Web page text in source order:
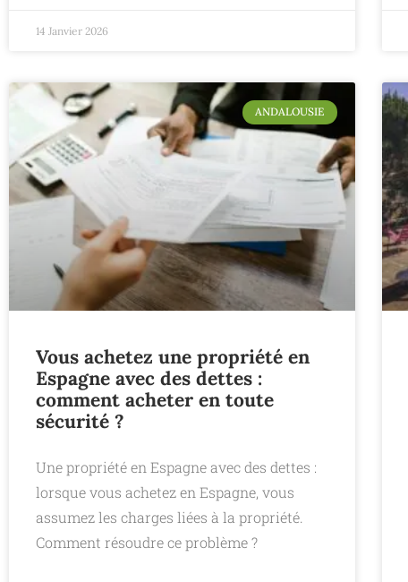
14 Janvier 2026
ANDALOUSIE
Vous achetez une propriété en
Espagne avec des dettes :
comment acheter en toute
sécurité ?
Une propriété en Espagne avec des dettes :
lorsque vous achetez en Espagne, vous
assumez les charges liées à la propriété.
Comment résoudre ce problème ?